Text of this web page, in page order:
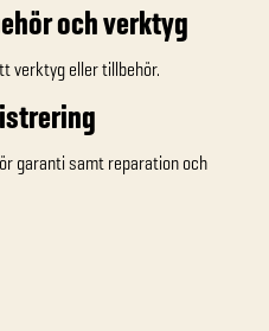
och verktyg
verktyg eller tillbehör.
garanti samt reparation och